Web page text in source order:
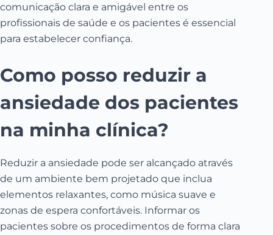
comunicação clara e amigável entre os
profissionais de saúde e os pacientes é essencial
para estabelecer confiança.
Como posso reduzir a
ansiedade dos pacientes
na minha clínica?
Reduzir a ansiedade pode ser alcançado através
de um ambiente bem projetado que inclua
elementos relaxantes, como música suave e
zonas de espera confortáveis. Informar os
pacientes sobre os procedimentos de forma clara